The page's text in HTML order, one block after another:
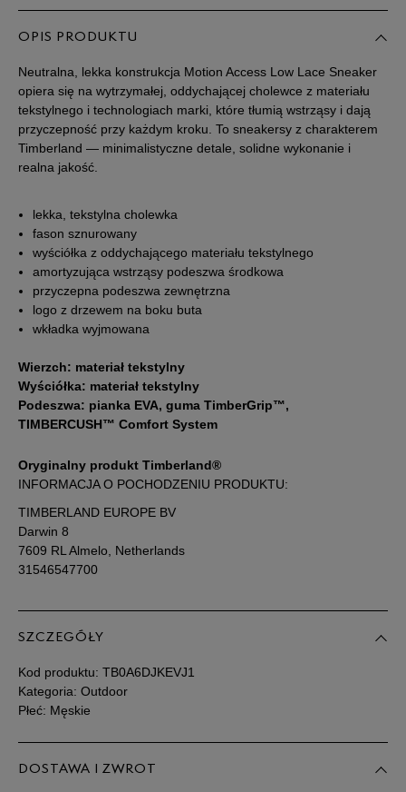
27 cm
43,5 27,5 cm
44,5 28,5 cm Powiadom o dostępności
46 30 cm Powiadom o dostępności
Podane w centymetrach wymiary dotyczą długości stopy.
OPIS PRODUKTU
Neutralna, lekka konstrukcja Motion Access Low Lace Sneaker
opiera się na wytrzymałej, oddychającej cholewce z materiału
tekstylnego i technologiach marki, które tłumią wstrząsy i dają
przyczepność przy każdym kroku. To sneakersy z charakterem
Timberland — minimalistyczne detale, solidne wykonanie i
realna jakość.
lekka, tekstylna cholewka
fason sznurowany
wyściółka z oddychającego materiału tekstylnego
amortyzująca wstrząsy podeszwa środkowa
przyczepna podeszwa zewnętrzna
logo z drzewem na boku buta
wkładka wyjmowana
Wierzch: materiał tekstylny
Wyściółka: materiał tekstylny
Podeszwa: pianka EVA, guma TimberGrip™,
TIMBERCUSH™ Comfort System
Oryginalny produkt Timberland®
INFORMACJA O POCHODZENIU PRODUKTU:
TIMBERLAND EUROPE BV
Darwin 8
7609 RL Almelo, Netherlands
31546547700
SZCZEGÓŁY
Kod produktu: TB0A6DJKEVJ1
Kategoria: Outdoor
Płeć: Męskie
DOSTAWA I ZWROT